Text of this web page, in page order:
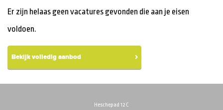
FINANCIEEL / ADMINISTRATIEF
LOGISTIEK
MARKETING / COMMUNICATIE / MEDIA
Er zijn helaas geen vacatures gevonden die aan je eisen
voldoen.
Bekijk volledig aanbod
Heschepad 12 C